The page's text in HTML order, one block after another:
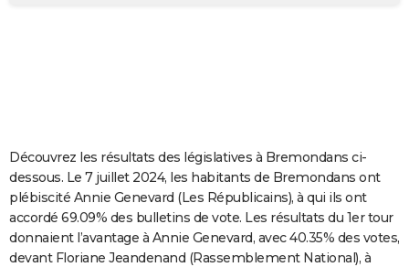
Carte de Noël
Carte Bonne année
Carte Saint-Valentin
Carte Pâques
Carte d'anniversaire
DICTIONNAIRE
Dictionnaire
Biographies
Citations
Expressions
Proverbes
COPAINS D'AVANT
Découvrez les résultats des législatives à Bremondans ci-
dessous. Le 7 juillet 2024, les habitants de Bremondans ont
plébiscité Annie Genevard (Les Républicains), à qui ils ont
accordé 69.09% des bulletins de vote. Les résultats du 1er tour
donnaient l’avantage à Annie Genevard, avec 40.35% des votes,
devant Floriane Jeandenand (Rassemblement National), à